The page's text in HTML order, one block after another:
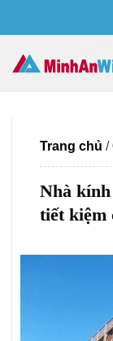
content
Trang chủ /
Nhà
tiết kiệm